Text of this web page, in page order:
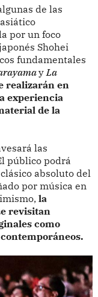
de las
por un foco
Shohei
fundamentales
y La
realizarán en
experiencia
de la
las
público podrá
absoluto del
por música en
la
revisitan
como